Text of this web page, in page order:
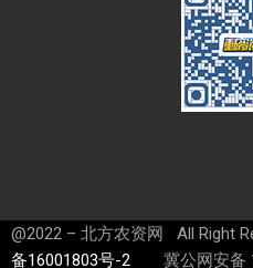
@2022 – 北方农资网 All Right
备16001803号-2 冀公网安备